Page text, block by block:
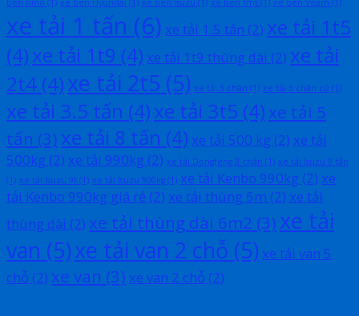
ben hino (1) xe ben Hyundai (1) xe ben Isuzu (1) xe ben tmt (1) xe ben Veam (1)
xe tải 1 tấn (6) xe tải 1.5 tấn (2) xe tải 1t5
(4)xe tải 1t9 (4) xe tải 1t9 thùng dài (2) xe tải
2t4 (4)xe tải 2t5 (5) xe tải 3 chân (1) xe tải 3 chân cũ (1)
xe tải 3.5 tấn (4)xe tải 3t5 (4) xe tải 5
tấn (3) xe tải 8 tấn (4) xe tải 500 kg (2) xe tải
500kg (2) xe tải 990kg (2) xe tải Dongfeng 3 chân (1) xe tải Isuzu 9 tấn
(1) xe tải Isuzu 9t (1) xe tải Isuzu 900kg (1) xe tải Kenbo 990kg (2) xe
tải Kenbo 990kg giá rẻ (2) xe tải thùng 6m (2) xe tải
thùng dài (2) xe tải thùng dài 6m2 (3) xe tải
van (5)xe tải van 2 chỗ (5) xe tải van 5
chỗ (2) xe van (3) xe van 2 chỗ (2)